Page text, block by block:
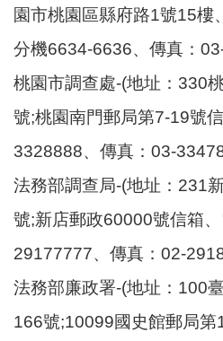
園市桃園區縣府路1號15樓
分機6634-6636、傳真：
桃園市調查處-(地址：330
號;桃園南門郵局第7-19號
3328888、傳真：03-
法務部調查局-(地址：231
號;新店郵政60000號信箱
29177777、傳真：02-
法務部廉政署-(地址：100
166號;10099國史館郵局第